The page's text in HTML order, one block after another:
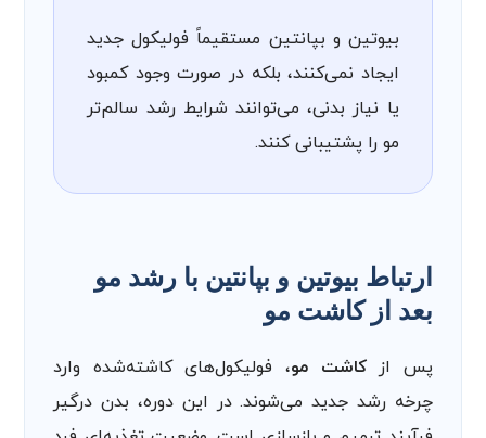
بیوتین و بپانتین مستقیماً فولیکول جدید
ایجاد نمی‌کنند، بلکه در صورت وجود کمبود
یا نیاز بدنی، می‌توانند شرایط رشد سالم‌تر
مو را پشتیبانی کنند.
ارتباط بیوتین و بپانتین با رشد مو
بعد از کاشت مو
پس ازکاشت مو، فولیکول‌های کاشته‌شده وارد
چرخه رشد جدید می‌شوند. در این دوره، بدن درگیر